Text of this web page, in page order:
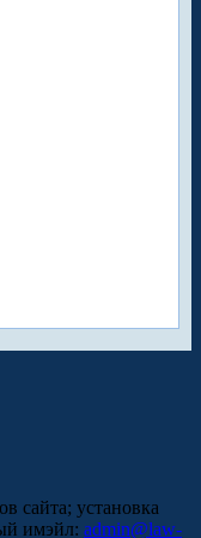
сайта; установка
имэйл: admin@law-